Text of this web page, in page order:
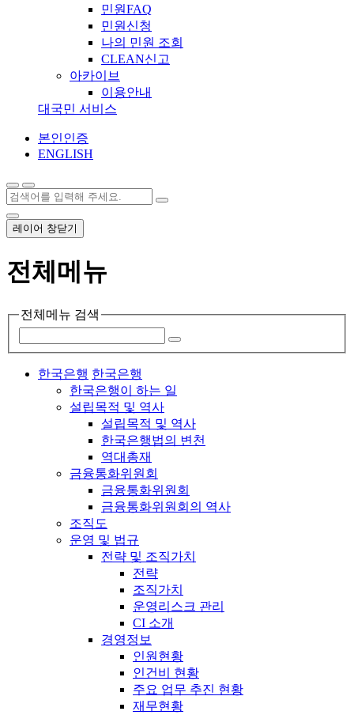
민원FAQ
민원신청
나의 민원 조회
CLEAN신고
아카이브
이용안내
대국민 서비스
본인인증
ENGLISH
레이어 창닫기
전체메뉴
전체메뉴 검색
한국은행 한국은행
한국은행이 하는 일
설립목적 및 역사
설립목적 및 역사
한국은행법의 변천
역대총재
금융통화위원회
금융통화위원회
금융통화위원회의 역사
조직도
운영 및 법규
전략 및 조직가치
전략
조직가치
운영리스크 관리
CI 소개
경영정보
인원현황
인건비 현황
주요 업무 추진 현황
재무현황